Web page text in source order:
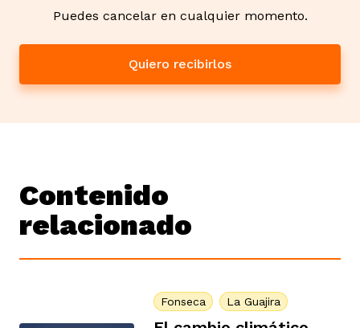
Puedes cancelar en cualquier momento.
Quiero recibirlos
Contenido
relacionado
Fonseca La Guajira